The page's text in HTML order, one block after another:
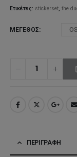
Ετικέτες: stickerset,the
ΜΈΓΕΘΟΣ OS
ΠΕΡΙΓΡΑΦΉ